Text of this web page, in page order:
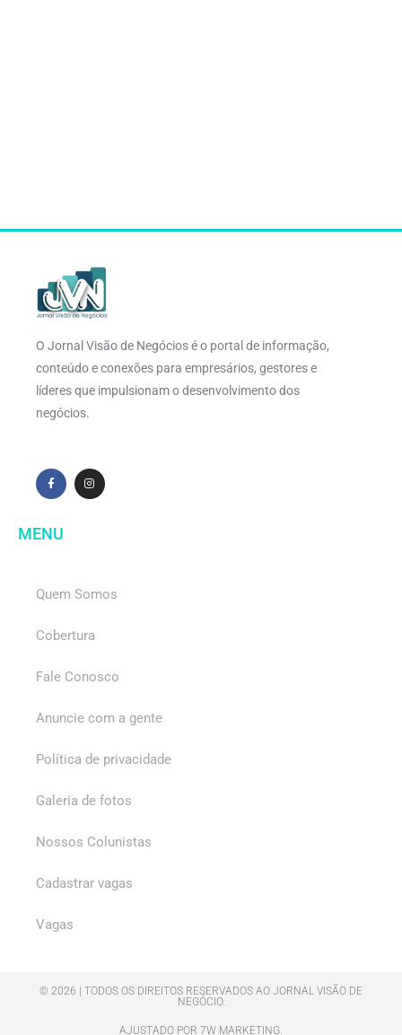
O Jornal Visão de Negócios é o portal de informação,
conteúdo e conexões para empresários, gestores e
líderes que impulsionam o desenvolvimento dos
negócios.
MENU
Quem Somos
Cobertura
Fale Conosco
Anuncie com a gente
Política de privacidade
Galeria de fotos
Nossos Colunistas
Cadastrar vagas
Vagas
© 2026 | TODOS OS DIREITOS RESERVADOS AO JORNAL VISÃO DE
NEGÓCIO.
AJUSTADO POR 7W MARKETING.